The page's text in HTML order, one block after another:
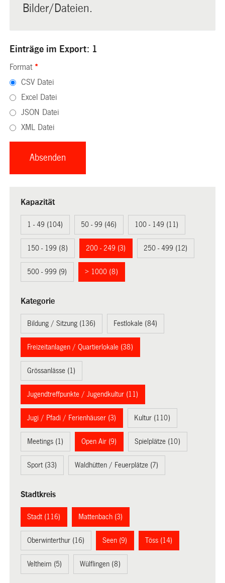
Bilder/Dateien.
Einträge im Export: 1
Format *
CSV Datei
Excel Datei
JSON Datei
XML Datei
Kapazität
1 - 49 (104) 50 - 99 (46) 100 - 149 (11)
150 - 199 (8) 200 - 249 (3) 250 - 499 (12)
500 - 999 (9) > 1000 (8)
Kategorie
Bildung / Sitzung (136) Festlokale (84)
Freizeitanlagen / Quartierlokale (38)
Grössanlässe (1)
Jugendtreffpunkte / Jugendkultur (11)
Jugi / Pfadi / Ferienhäuser (3) Kultur (110)
Meetings (1) Open Air (9) Spielplätze (10)
Sport (33) Waldhütten / Feuerplätze (7)
Stadtkreis
Stadt (116) Mattenbach (3)
Oberwinterthur (16) Seen (9) Töss (14)
Veltheim (5) Wülflingen (8)